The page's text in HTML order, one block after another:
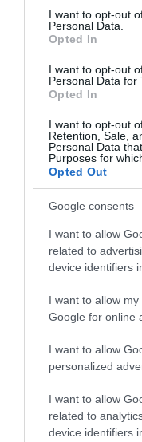
consent section.
I want to opt-out
Personal Data.
Opted In
I want to opt-out
Personal Data for
Opted In
I want to opt-out
Retention, Sale,
Personal Data
Purposes for
Opted Out
Google consents
I want to allow
related to
device identifiers
I want to allow
Google for online
I want to allow
personalized
I want to allow
related to
device identifiers
Κατηγορία:
Σχόλια: 0
ΣΤΗΝ
Απριλίου και
χειμάρρους. Οι
μέρες φωτογραφίες
αναγνωστών μας
πρώτη ανάρτηση
και φωτογραφίες
CONTINUE READING